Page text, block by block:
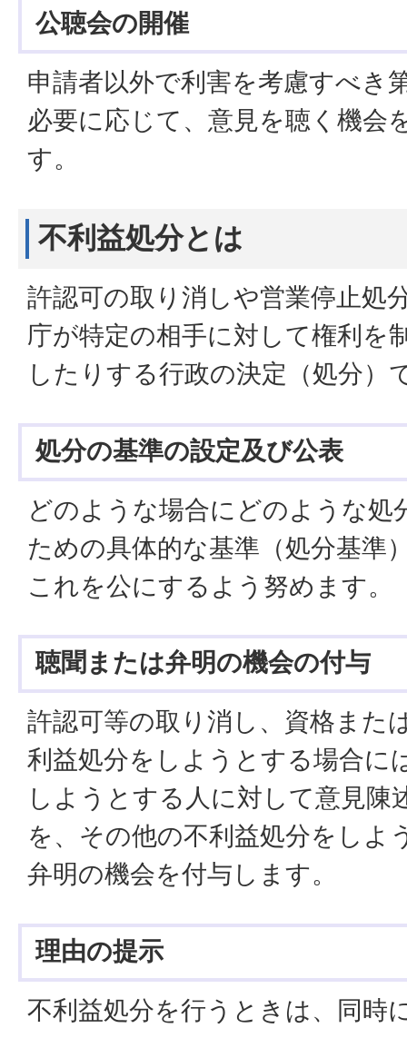
公聴会の開催
申請者以外で利害を考慮すべき
必要に応じて、意見を聴く機会
す。
不利益処分とは
許認可の取り消しや営業停止処
庁が特定の相手に対して権利を
したりする行政の決定（処分）
処分の基準の設定及び公表
どのような場合にどのような処
ための具体的な基準（処分基準
これを公にするよう努めます。
聴聞または弁明の機会の付与
許認可等の取り消し、資格また
利益処分をしようとする場合に
しようとする人に対して意見陳
を、その他の不利益処分をしよ
弁明の機会を付与します。
理由の提示
不利益処分を行うときは、同時